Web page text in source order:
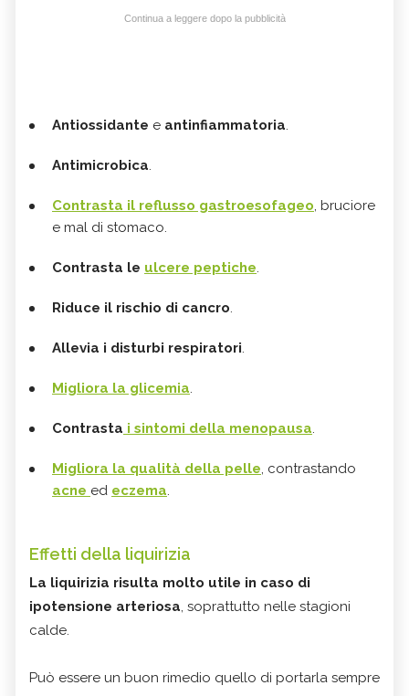
Continua a leggere dopo la pubblicità
Antiossidante e antinfiammatoria
Antimicrobica
Contrasta il reflusso gastroesofageo , bruciore
e mal di stomaco.
Contrasta le ulcere peptiche
Riduce il rischio di cancro
Allevia i disturbi respiratori
Migliora la glicemia
Contrasta i sintomi della menopausa
Migliora la qualità della pelle , contrastando
acne ed eczema
Effetti della liquirizia
La liquirizia risulta molto utile in caso di
ipotensione arteriosa , soprattutto nelle stagioni
calde.
Può essere un buon rimedio quello di portarla sempre